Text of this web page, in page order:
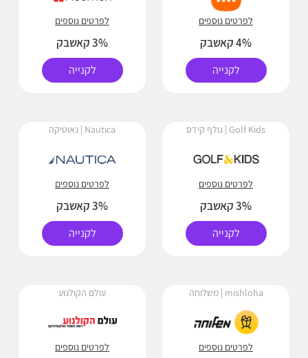
לפרטים נוספים
4% קאשבק
לקנייה
לפרטים נוספים
3% קאשבק
לקנייה
Golf Kids | גולף קידס
לפרטים נוספים
3% קאשבק
לקנייה
Nautica | נאוטיקה
לפרטים נוספים
3% קאשבק
לקנייה
mishloha | משלוחה
לפרטים נוספים
עולם הקולנוע
לפרטים נוספים